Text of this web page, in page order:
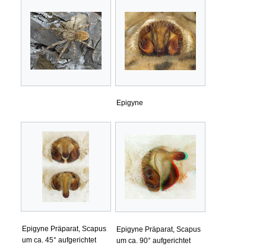
Epigyne
Epigyne Präparat, Scapus
um ca. 45° aufgerichtet
Epigyne Präparat, Scapus
um ca. 90° aufgerichtet